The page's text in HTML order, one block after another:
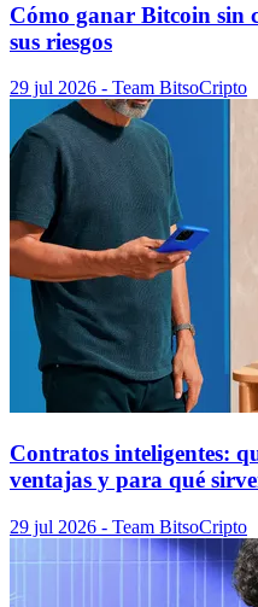
Cómo ganar Bitcoin sin
sus riesgos
29 jul 2026 - Team BitsoCripto
Contratos inteligentes:
ventajas y para qué
29 jul 2026 - Team BitsoCripto